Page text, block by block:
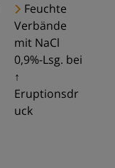
Feuchte
Verbände
mit NaCl
0,9%-Lsg. bei
↑
Eruptionsdr
uck